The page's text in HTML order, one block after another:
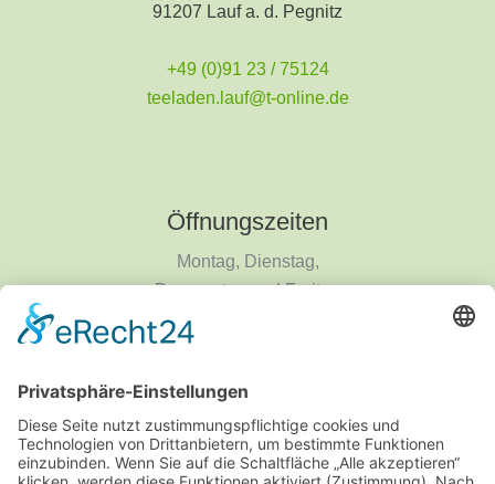
91207 Lauf a. d. Pegnitz
+49 (0)91 23 / 75124
teeladen.lauf@t-online.de
Öffnungszeiten
Montag, Dienstag,
Donnerstag und Freitag
9 - 14 Uhr